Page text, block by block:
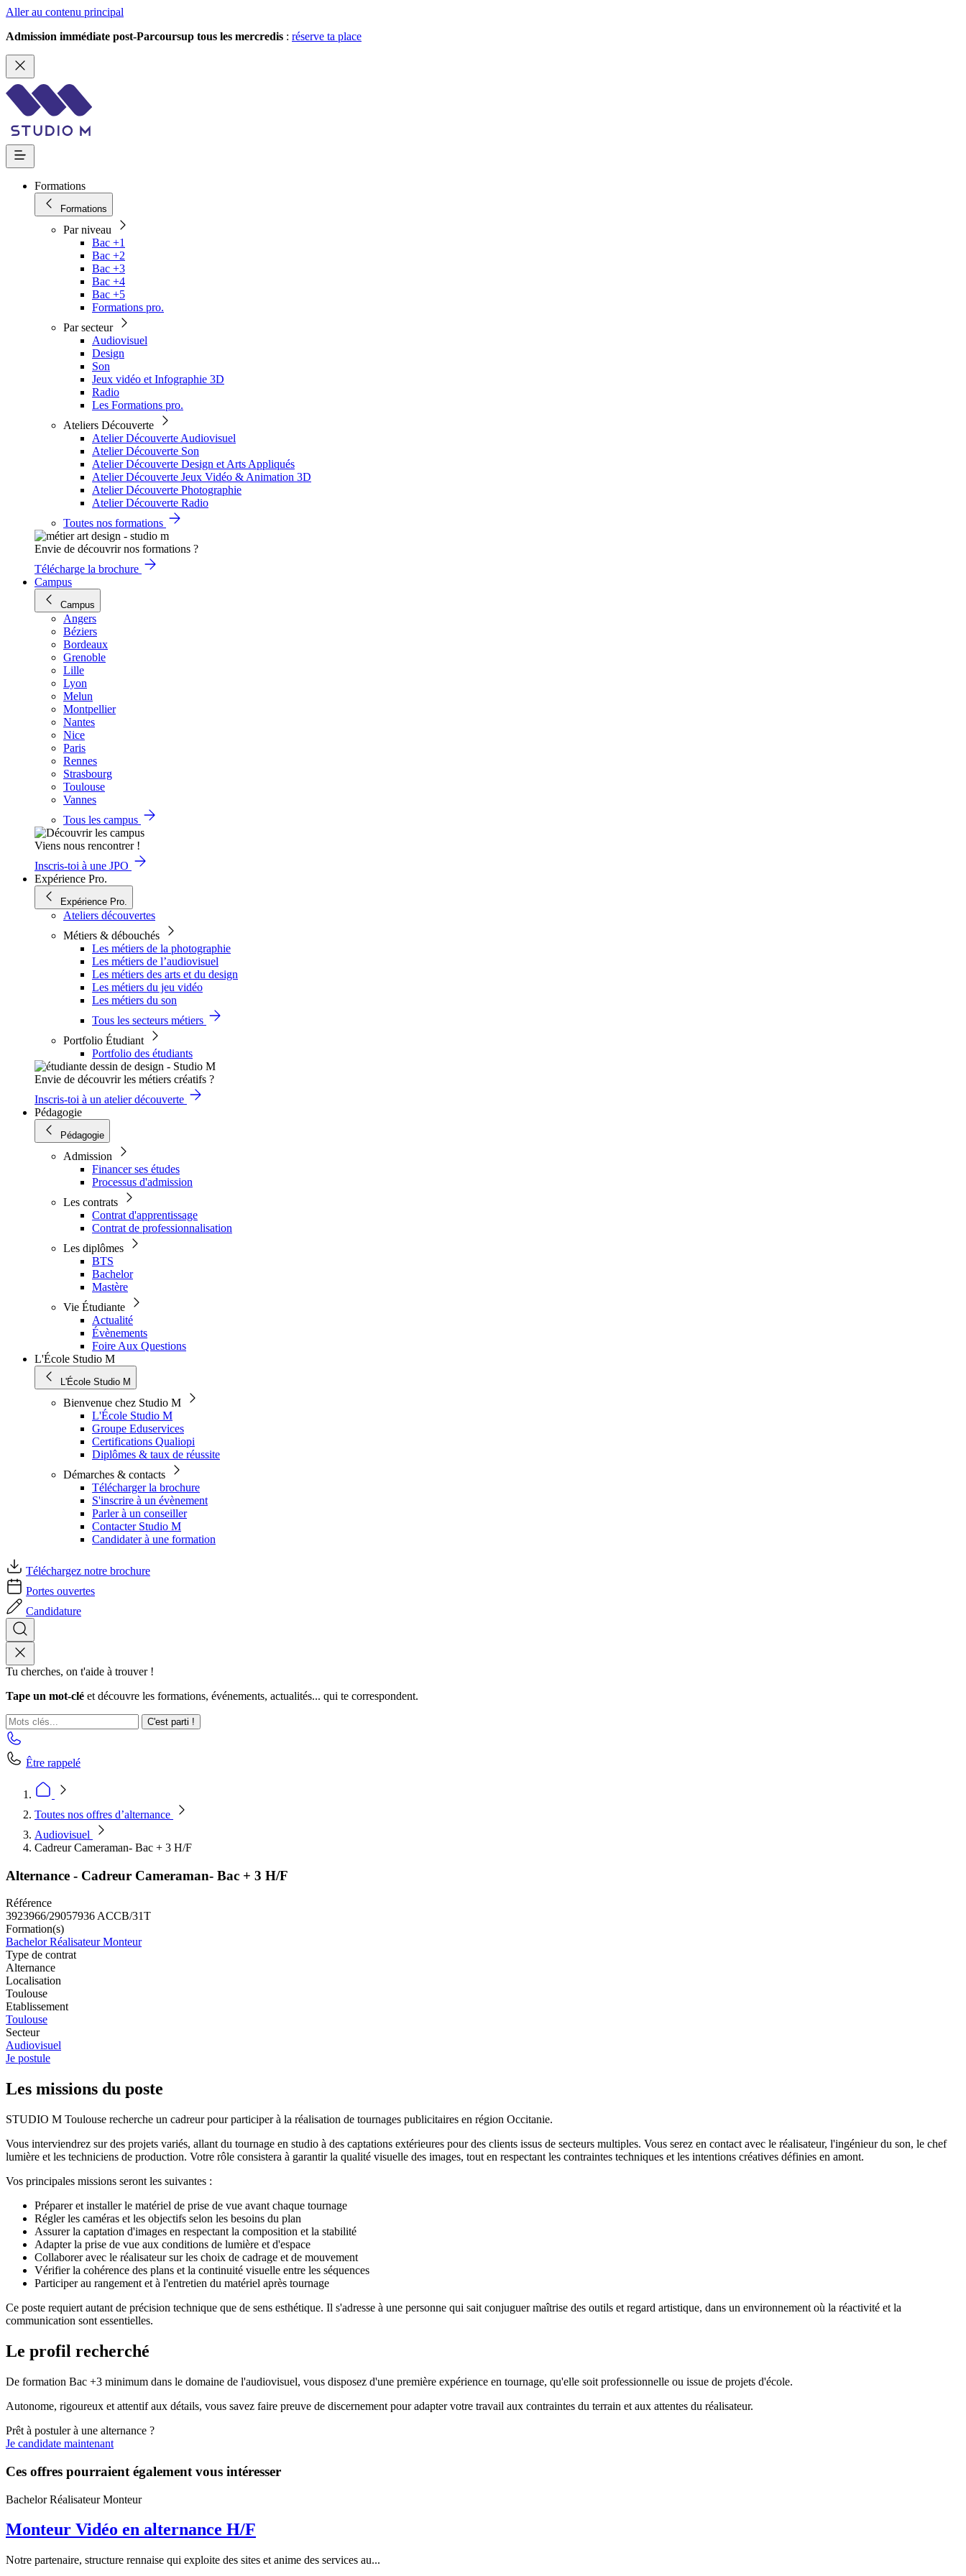
Aller au contenu principal
Admission immédiate post-Parcoursup tous les mercredis : réserve ta place
Formations
Formations
Par niveau
Bac +1
Bac +2
Bac +3
Bac +4
Bac +5
Formations pro.
Par secteur
Audiovisuel
Design
Son
Jeux vidéo et Infographie 3D
Radio
Les Formations pro.
Ateliers Découverte
Atelier Découverte Audiovisuel
Atelier Découverte Son
Atelier Découverte Design et Arts Appliqués
Atelier Découverte Jeux Vidéo & Animation 3D
Atelier Découverte Photographie
Atelier Découverte Radio
Toutes nos formations
Envie de découvrir nos formations ?
Télécharge la brochure
Campus
Campus
Angers
Béziers
Bordeaux
Grenoble
Lille
Lyon
Melun
Montpellier
Nantes
Nice
Paris
Rennes
Strasbourg
Toulouse
Vannes
Tous les campus
Viens nous rencontrer !
Inscris-toi à une JPO
Expérience Pro.
Expérience Pro.
Ateliers découvertes
Métiers & débouchés
Les métiers de la photographie
Les métiers de l’audiovisuel
Les métiers des arts et du design
Les métiers du jeu vidéo
Les métiers du son
Tous les secteurs métiers
Portfolio Étudiant
Portfolio des étudiants
Envie de découvrir les métiers créatifs ?
Inscris-toi à un atelier découverte
Pédagogie
Pédagogie
Admission
Financer ses études
Processus d'admission
Les contrats
Contrat d'apprentissage
Contrat de professionnalisation
Les diplômes
BTS
Bachelor
Mastère
Vie Étudiante
Actualité
Évènements
Foire Aux Questions
L'École Studio M
L'École Studio M
Bienvenue chez Studio M
L'École Studio M
Groupe Eduservices
Certifications Qualiopi
Diplômes & taux de réussite
Démarches & contacts
Télécharger la brochure
S'inscrire à un évènement
Parler à un conseiller
Contacter Studio M
Candidater à une formation
Téléchargez notre brochure
Portes ouvertes
Candidature
Tu cherches, on t'aide à trouver !
Tape un mot-clé et découvre les formations, événements, actualités... qui te correspondent.
C'est parti !
Être rappelé
Toutes nos offres d’alternance
Audiovisuel
Cadreur Cameraman- Bac + 3 H/F
Alternance - Cadreur Cameraman- Bac + 3 H/F
Référence
3923966/29057936 ACCB/31T
Formation(s)
Bachelor Réalisateur Monteur
Type de contrat
Alternance
Localisation
Toulouse
Etablissement
Toulouse
Secteur
Audiovisuel
Je postule
Les missions du poste
STUDIO M Toulouse recherche un cadreur pour participer à la réalisation de tournages publicitaires en région Occitanie.
Vous interviendrez sur des projets variés, allant du tournage en studio à des captations extérieures pour des clients issus de secteurs multiples. Vous serez en contact avec le réalisateur, l'ingénieur du son, le chef
lumière et les techniciens de production. Votre rôle consistera à garantir la qualité visuelle des images, tout en respectant les contraintes techniques et les intentions créatives définies en amont.
Vos principales missions seront les suivantes :
Préparer et installer le matériel de prise de vue avant chaque tournage
Régler les caméras et les objectifs selon les besoins du plan
Assurer la captation d'images en respectant la composition et la stabilité
Adapter la prise de vue aux conditions de lumière et d'espace
Collaborer avec le réalisateur sur les choix de cadrage et de mouvement
Vérifier la cohérence des plans et la continuité visuelle entre les séquences
Participer au rangement et à l'entretien du matériel après tournage
Ce poste requiert autant de précision technique que de sens esthétique. Il s'adresse à une personne qui sait conjuguer maîtrise des outils et regard artistique, dans un environnement où la réactivité et la
communication sont essentielles.
Le profil recherché
De formation Bac +3 minimum dans le domaine de l'audiovisuel, vous disposez d'une première expérience en tournage, qu'elle soit professionnelle ou issue de projets d'école.
Autonome, rigoureux et attentif aux détails, vous savez faire preuve de discernement pour adapter votre travail aux contraintes du terrain et aux attentes du réalisateur.
Prêt à postuler à une alternance ?
Je candidate maintenant
Ces offres pourraient également vous intéresser
Bachelor Réalisateur Monteur
Monteur Vidéo en alternance H/F
Notre partenaire, structure rennaise qui exploite des sites et anime des services au...